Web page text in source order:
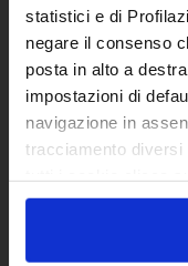
statistici e di
negare il consenso
posta in alto a
impostazioni di
navigazione in
tracciamento diversi
autonomamente
su acconsento
qui. Cliccando sul
ELISE (tessuto)
Standard